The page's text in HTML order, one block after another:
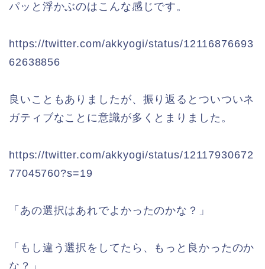
パッと浮かぶのはこんな感じです。
https://twitter.com/akkyogi/status/12116876693
62638856
良いこともありましたが、振り返るとついついネ
ガティブなことに意識が多くとまりました。
https://twitter.com/akkyogi/status/12117930672
77045760?s=19
「あの選択はあれでよかったのかな？」
「もし違う選択をしてたら、もっと良かったのか
な？」